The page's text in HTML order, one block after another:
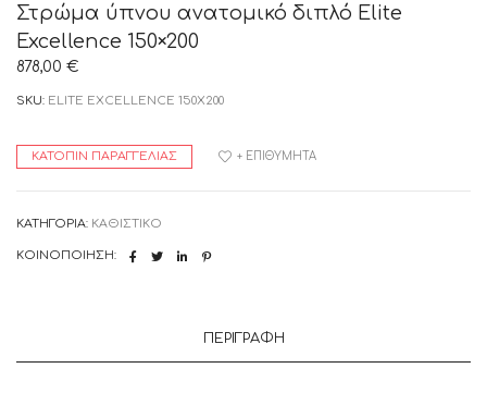
Στρώμα ύπνου ανατομικό διπλό Elite
Excellence 150×200
878,00 €
SKU: ELITE EXCELLENCE 150X200
ΚΑΤΌΠΙΝ ΠΑΡΑΓΓΕΛΊΑΣ + ΕΠΙΘΥΜΗΤΆ
ΚΑΤΗΓΟΡΊΑ: ΚΑΘΙΣΤΙΚΟ
ΚΟΙΝΟΠΟΊΗΣΗ:
ΠΕΡΙΓΡΑΦΉ